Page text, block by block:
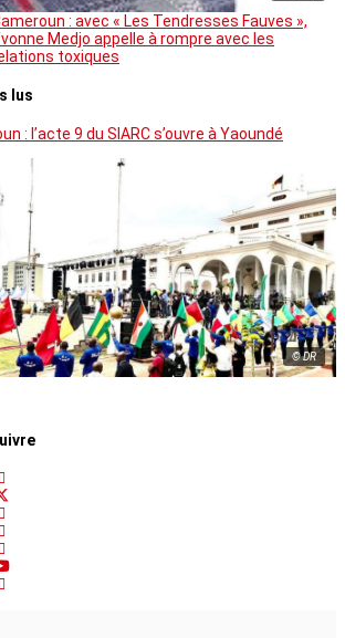
: avec « Les Tendresses Fauves »,
Medjo appelle à rompre avec les
toxiques
lus
: l’acte 9 du SIARC s’ouvre à Yaoundé
© DR